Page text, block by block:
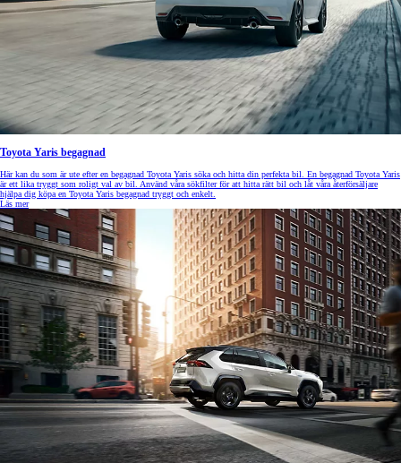
Toyota Yaris begagnad
Här kan du som är ute efter en begagnad Toyota Yaris söka och hitta din perfekta bil. En begagnad Toyota Yaris
är ett lika tryggt som roligt val av bil. Använd våra sökfilter för att hitta rätt bil och låt våra återförsäljare
hjälpa dig köpa en Toyota Yaris begagnad tryggt och enkelt.
Läs mer